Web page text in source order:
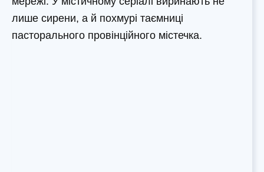
лише сирени, а й похмурі таємниці
пасторального провінційного містечка.